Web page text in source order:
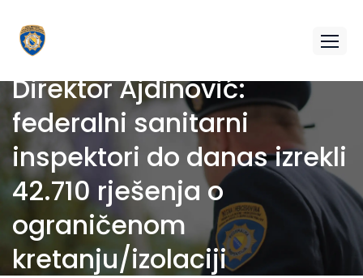
Direktor Ajdinović:
federalni sanitarni
inspektori do danas izrekli
42.710 rješenja o
ograničenom
kretanju/izolaciji